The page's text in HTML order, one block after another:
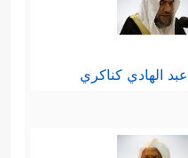
عبد الهادي كناكري